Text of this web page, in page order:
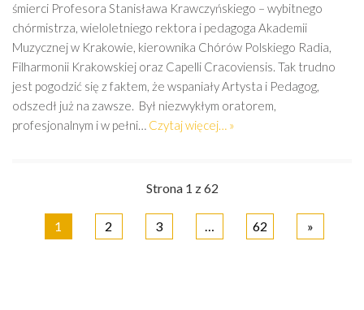
śmierci Profesora Stanisława Krawczyńskiego – wybitnego
chórmistrza, wieloletniego rektora i pedagoga Akademii
Muzycznej w Krakowie, kierownika Chórów Polskiego Radia,
Filharmonii Krakowskiej oraz Capelli Cracoviensis. Tak trudno
jest pogodzić się z faktem, że wspaniały Artysta i Pedagog,
odszedł już na zawsze. Był niezwykłym oratorem,
profesjonalnym i w pełni… Czytaj więcej… »
Strona 1 z 62
1 2 3 … 62 »